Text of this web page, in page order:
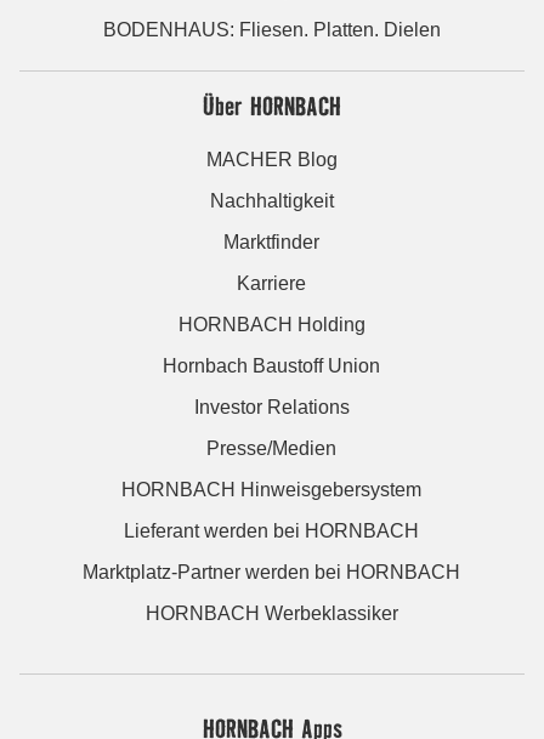
BODENHAUS: Fliesen. Platten. Dielen
Über HORNBACH
MACHER Blog
Nachhaltigkeit
Marktfinder
Karriere
HORNBACH Holding
Hornbach Baustoff Union
Investor Relations
Presse/Medien
HORNBACH Hinweisgebersystem
Lieferant werden bei HORNBACH
Marktplatz-Partner werden bei HORNBACH
HORNBACH Werbeklassiker
HORNBACH Apps